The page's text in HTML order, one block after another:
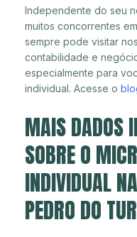
Independente do seu
muitos concorrentes
sempre pode visitar
contabilidade e
especialmente para
individual. Acesse o
MAIS DADOS
SOBRE O
INDIVIDUAL
PEDRO DO